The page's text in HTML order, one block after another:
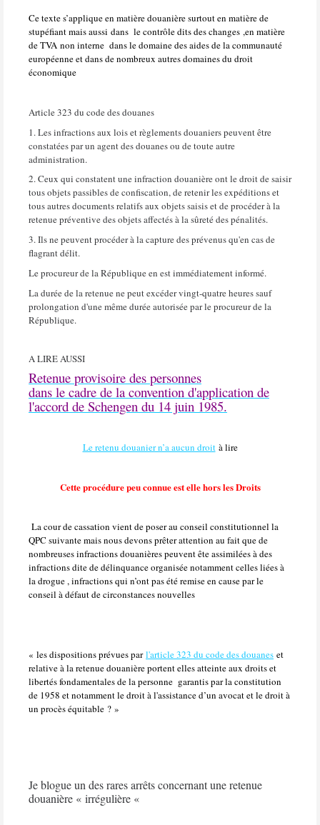
Ce texte s’applique en matière douanière surtout en matière de
stupéfiant mais aussi dans le contrôle dits des changes ,en matière
de TVA non interne dans le domaine des aides de la communauté
européenne et dans de nombreux autres domaines du droit
économique
Article 323 du code des douanes
1. Les infractions aux lois et règlements douaniers peuvent être
constatées par un agent des douanes ou de toute autre
administration.
2. Ceux qui constatent une infraction douanière ont le droit de saisir
tous objets passibles de confiscation, de retenir les expéditions et
tous autres documents relatifs aux objets saisis et de procéder à la
retenue préventive des objets affectés à la sûreté des pénalités.
3. Ils ne peuvent procéder à la capture des prévenus qu'en cas de
flagrant délit.
Le procureur de la République en est immédiatement informé.
La durée de la retenue ne peut excéder vingt-quatre heures sauf
prolongation d'une même durée autorisée par le procureur de la
République.
A LIRE AUSSI
Retenue provisoire des personnes
dans le cadre de la convention d'application de
l'accord de Schengen du 14 juin 1985.
Le retenu douanier n’a aucun droità lire
Cette procédure peu connue est elle hors les Droits
La cour de cassation vient de poser au conseil constitutionnel la
QPC suivante mais nous devons prêter attention au fait que de
nombreuses infractions douanières peuvent ête assimilées à des
infractions dite de délinquance organisée notamment celles liées à
la drogue , infractions qui n’ont pas été remise en cause par le
conseil à défaut de circonstances nouvelles
« les dispositions prévues par l'article 323 du code des douanes et
relative à la retenue douanière portent elles atteinte aux droits et
libertés fondamentales de la personne garantis par la constitution
de 1958 et notamment le droit à l'assistance d’un avocat et le droit à
un procès équitable ? »
Je blogue un des rares arrêts concernant une retenue
douanière « irrégulière «